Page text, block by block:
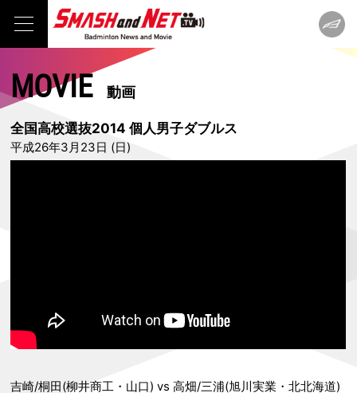
MOVIE動画
全国高校選抜2014 個人男子ダブルス
平成26年3月23日 (日)
吉崎/桐田(柳井商工・山口) vs 高畑/三浦(旭川実業・北北海道)